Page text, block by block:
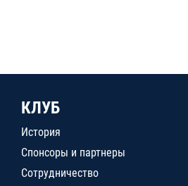
КЛУБ
История
Спонсоры и партнеры
Сотрудничество